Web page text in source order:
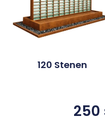
120 Stenen
250